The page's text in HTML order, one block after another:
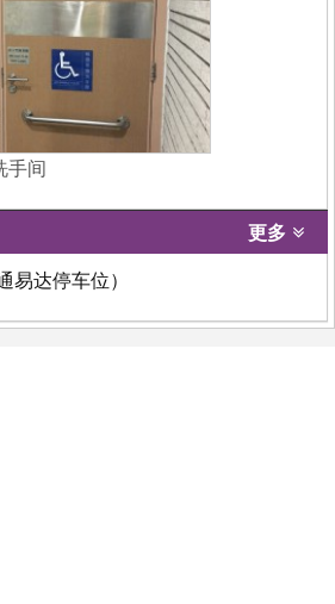
手间
更多
易达停车位）